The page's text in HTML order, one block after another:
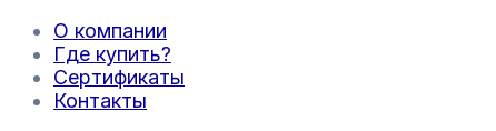
О компании
Где купить?
Сертификаты
Контакты